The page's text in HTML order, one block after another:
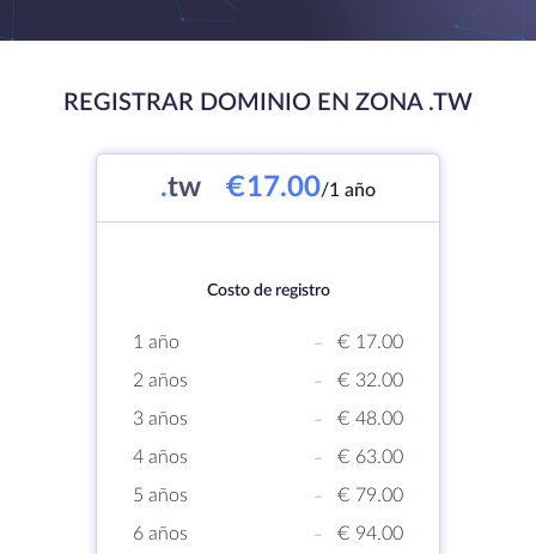
REGISTRAR DOMINIO EN ZONA .TW
.tw €17.00/1 año
Costo de registro
1 año -
€ 17.00
2 años
-
€ 32.00
3 años
-
€ 48.00
4 años
-
€ 63.00
5 años
-
€ 79.00
6 años
-
€ 94.00